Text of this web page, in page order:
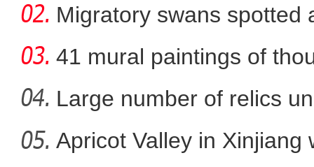
新疆托木尔峰自然保护区内
Migratory swans spotted
41 mural paintings of
grotto
Large number of relics
Apricot Valley in Xinjiang